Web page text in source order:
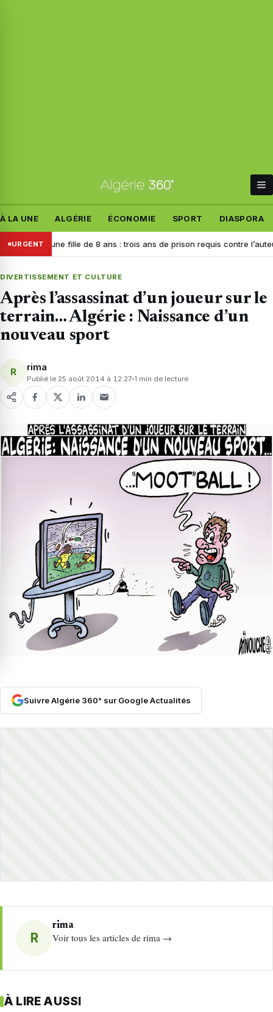
À LA UNE ALGÉRIE ÉCONOMIE SPORT DIASPORA
URGENT
une fille de 8 ans : trois ans de prison requis contre l’auteur de
DIVERTISSEMENT ET CULTURE
Après l’assassinat d’un joueur sur le
terrain… Algérie : Naissance d’un
nouveau sport
R rima
Publié le 25 août 2014 à 12:27 1 min de lecture
Suivre Algérie 360° sur Google Actualités
R
rima
Voir tous les articles de rima →
À LIRE AUSSI